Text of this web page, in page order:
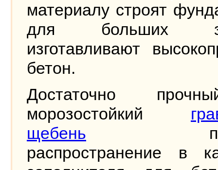
материалу строят
для больших
изготавливают
бетон.
Достаточно
морозостойкий
щебень
распространение в